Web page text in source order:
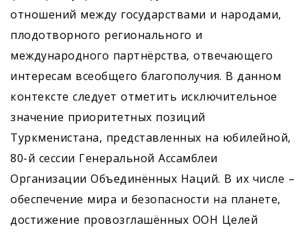
отношений между государствами и народами,
плодотворного регионального и
международного партнёрства, отвечающего
интересам всеобщего благополучия. В данном
контексте следует отметить исключительное
значение приоритетных позиций
Туркменистана, представленных на юбилейной,
80-й сессии Генеральной Ассамблеи
Организации Объединённых Наций. В их числе –
обеспечение мира и безопасности на планете,
достижение провозглашённых ООН Целей